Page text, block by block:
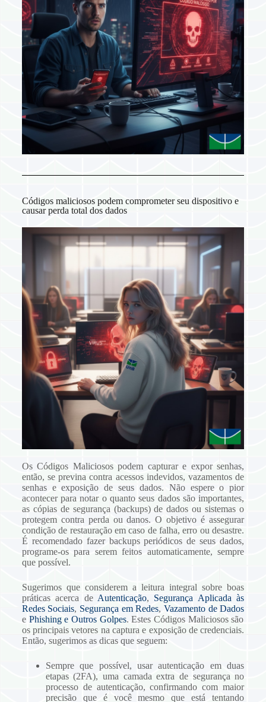
Códigos maliciosos podem comprometer seu dispositivo e
causar perda total dos dados
Os Códigos Maliciosos podem capturar e expor senhas,
então, se previna contra acessos indevidos, vazamentos de
senhas e exposição de seus dados. Não espere o pior
acontecer para notar o quanto seus dados são importantes,
as cópias de segurança (backups) de dados ou sistemas o
protegem contra perda ou danos. O objetivo é assegurar
condição de restauração em caso de falha, erro ou desastre.
É recomendado fazer backups periódicos de seus dados,
programe-os para serem feitos automaticamente, sempre
que possível.
Sugerimos que considerem a leitura integral sobre boas
práticas acerca de Autenticação, Segurança Aplicada às
Redes Sociais, Segurança em Redes, Vazamento de Dados
e Phishing e Outros Golpes. Estes Códigos Maliciosos são
os principais vetores na captura e exposição de credenciais.
Então, sugerimos as dicas que seguem:
Sempre que possível, usar autenticação em duas
etapas (2FA), uma camada extra de segurança no
processo de autenticação, confirmando com maior
precisão que é você mesmo que está tentando